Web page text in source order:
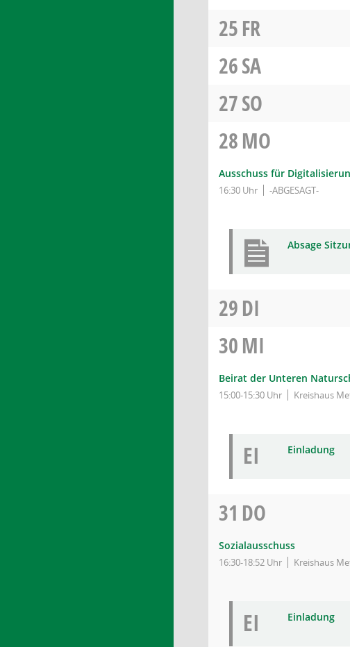
25FR
26SA
27SO
28MO
Ausschuss für
16:30 Uhr -ABGESAGT-
Absage
29DI
30MI
Beirat der Unteren
15:00-15:30 Uhr Kreishaus
EI Einladung
31 DO
Sozialausschuss
16:30-18:52 Uhr Kreishaus
EI Einladung